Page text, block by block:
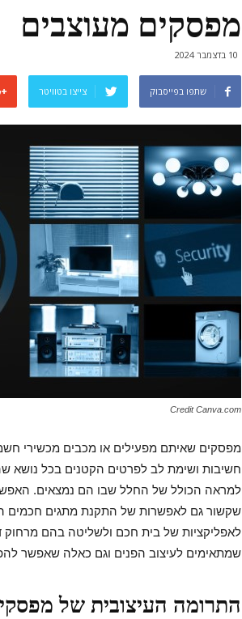
מפסקים מעוצבים
10 בדצמבר 2024
שתפו בפייסבוק צייצו בטוויטר
Credit Canva.com
מפסקים שאיתם מפעילים או מכבים מכשירי
חשיבות ושימת לב לפרטים הקטנים בכל
למראה הכולל של החלל שבו הם נמצאים.
שקשור גם לאפשרות של התקנת מתגים
לאפליקציות של בית חכם ולשליטה בהם מרחוק
שמתאימים לעיצוב הפנים וגם כאלה שאפשר
התרומה העיצובית של